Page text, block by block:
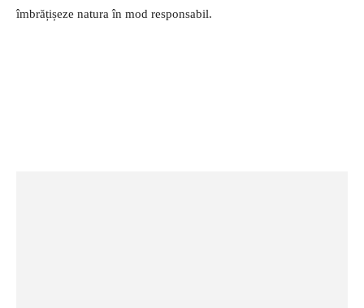
îmbrățișeze natura în mod responsabil.